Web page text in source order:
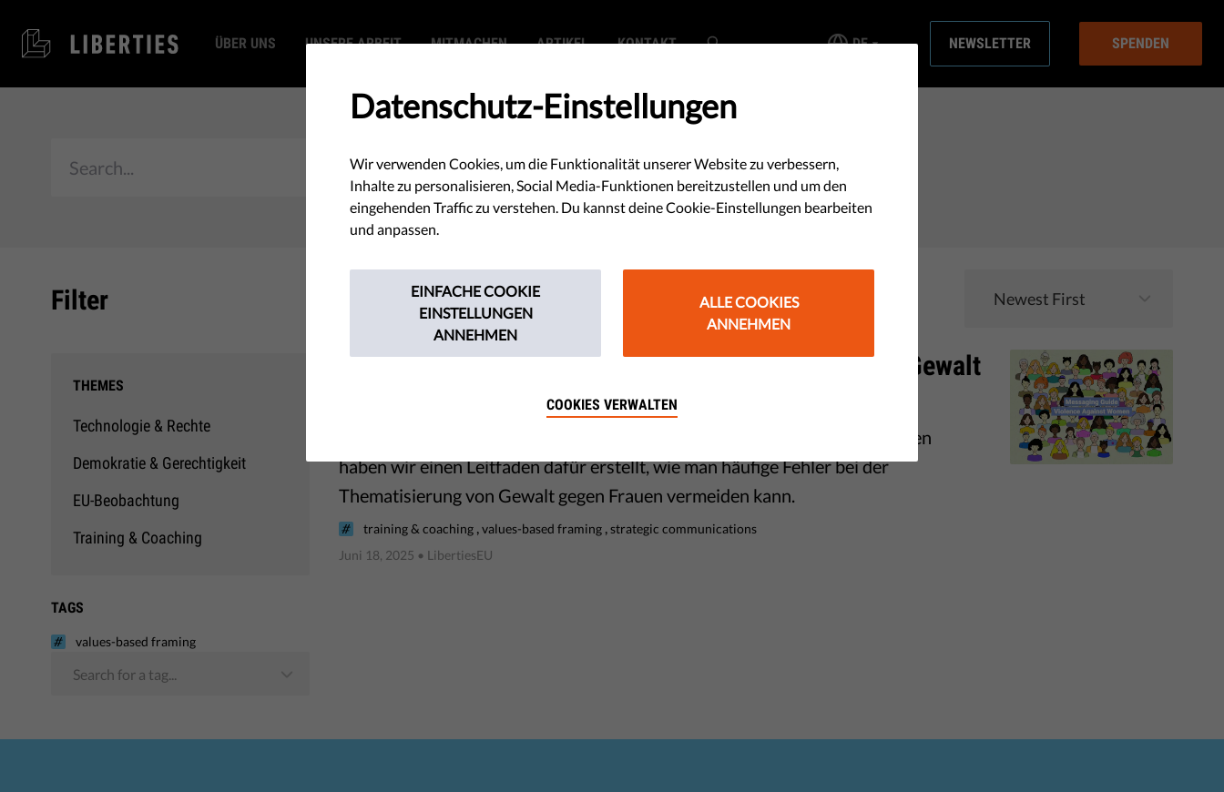
ÜBER UNS UNSERE ARBEIT MITMACHEN ARTIKEL KONTAKT DE NEWSLETTER SPENDEN
SEARCH
Filter
THEMES
Technologie & Rechte
Demokratie & Gerechtigkeit
EU-Beobachtung
Training & Coaching
TAGS
values-based framing
Search for a tag...
Leitfaden, wie man kommuniziert: Bekämpfung von Gewalt
In Zusammenarbeit mit dem Europäischen Institut für Gleichstellungsfragen
haben wir einen Leitfaden dafür erstellt, wie man häufige Fehler bei der
Thematisierung von Gewalt gegen Frauen vermeiden kann.
training & coaching,values-based framing,strategic communications
Juni 18, 2025 • LibertiesEU
Datenschutz-Einstellungen
Wir verwenden Cookies, um die Funktionalität unserer Website zu verbessern,
Inhalte zu personalisieren, Social Media-Funktionen bereitzustellen und um den
eingehenden Traffic zu verstehen. Du kannst deine Cookie-Einstellungen bearbeiten
und anpassen.
EINFACHE COOKIE
EINSTELLUNGEN
ANNEHMEN
ALLE COOKIES
ANNEHMEN
COOKIES VERWALTEN